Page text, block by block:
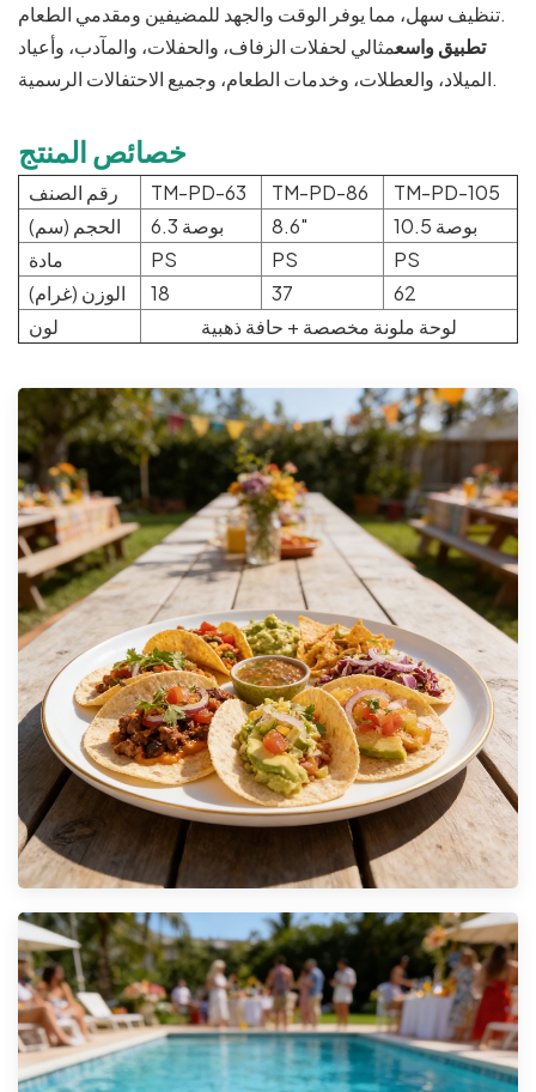
تنظيف سهل، مما يوفر الوقت والجهد للمضيفين ومقدمي الطعام.
تطبيق واسعمثالي لحفلات الزفاف، والحفلات، والمآدب، وأعياد
الميلاد، والعطلات، وخدمات الطعام، وجميع الاحتفالات الرسمية.
خصائص المنتج
رقم الصنف TM-PD-63 TM-PD-86
TM-PD-105
الحجم (سم)
6.3 بوصة 8.6"
10.5 بوصة
مادة
PS PS
PS
الوزن (غرام)
18 37
62
لون
لوحة ملونة مخصصة + حافة ذهبية